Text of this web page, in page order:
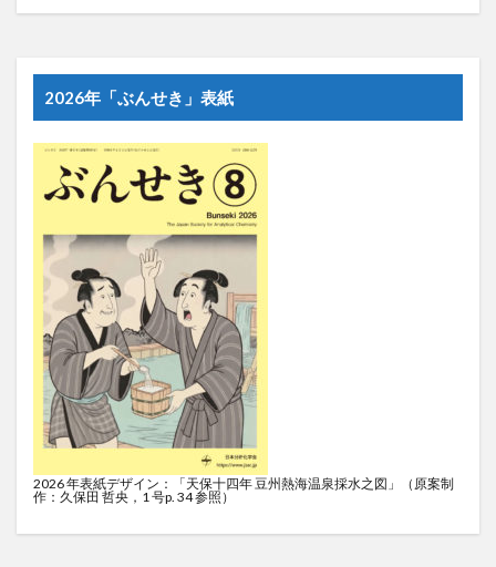
2026年「ぶんせき」表紙
2026 年表紙デザイン：「天保十四年 豆州熱海温泉採水之図」（原案制
作：久保田 哲央，1 号p. 34 参照）